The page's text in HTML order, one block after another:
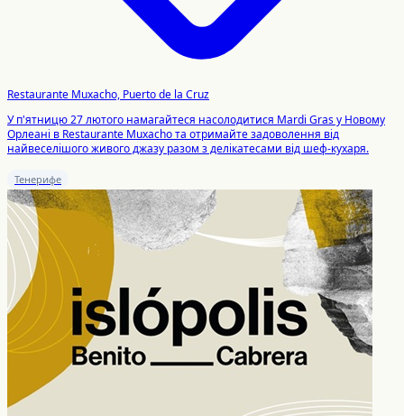
Restaurante Muxacho, Puerto de la Cruz
У п'ятницю 27 лютого намагайтеся насолодитися Mardi Gras у Новому
Орлеані в Restaurante Muxacho та отримайте задоволення від
найвеселішого живого джазу разом з делікатесами від шеф-кухаря.
Тенерифе